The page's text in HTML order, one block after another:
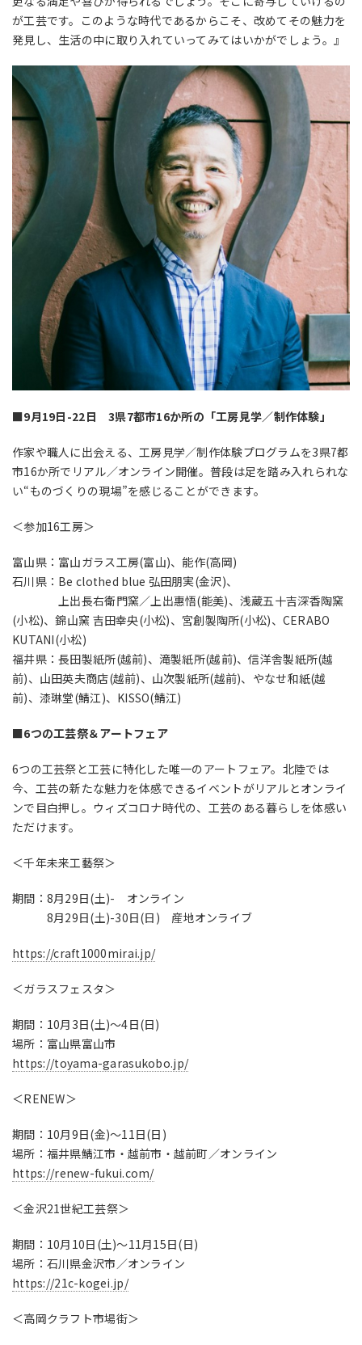
が工芸です。このような時代であるからこそ、改めてその魅力を
発見し、生活の中に取り入れていってみてはいかがでしょう。』
■9月19日-22日 3県7都市16か所の「工房見学／制作体験」
作家や職人に出会える、工房見学／制作体験プログラムを3県7都
市16か所でリアル／オンライン開催。普段は足を踏み入れられな
い“ものづくりの現場”を感じることができます。
＜参加16工房＞
富山県：富山ガラス工房(富山)、能作(高岡)
石川県：Be clothed blue 弘田朋実(金沢)、
上出長右衛門窯／上出惠悟(能美)、浅蔵五十吉深香陶窯
(小松)、錦山窯 吉田幸央(小松)、宮創製陶所(小松)、CERABO
KUTANI(小松)
福井県：長田製紙所(越前)、滝製紙所(越前)、信洋舎製紙所(越
前)、山田英夫商店(越前)、山次製紙所(越前)、やなせ和紙(越
前)、漆琳堂(鯖江)、KISSO(鯖江)
■6つの工芸祭＆アートフェア
6つの工芸祭と工芸に特化した唯一のアートフェア。北陸では
今、工芸の新たな魅力を体感できるイベントがリアルとオンライ
ンで目白押し。ウィズコロナ時代の、工芸のある暮らしを体感い
ただけます。
＜千年未来工藝祭＞
期間：8月29日(土)- オンライン
8月29日(土)-30日(日) 産地オンライブ
https://craft1000mirai.jp/
＜ガラスフェスタ＞
期間：10月3日(土)～4日(日)
場所：富山県富山市
https://toyama-garasukobo.jp/
＜RENEW＞
期間：10月9日(金)～11日(日)
場所：福井県鯖江市・越前市・越前町／オンライン
https://renew-fukui.com/
＜金沢21世紀工芸祭＞
期間：10月10日(土)～11月15日(日)
場所：石川県金沢市／オンライン
https://21c-kogei.jp/
＜高岡クラフト市場街＞